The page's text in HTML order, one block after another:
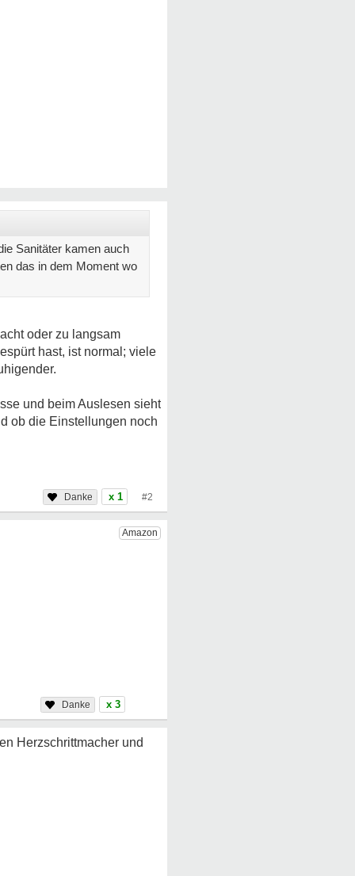
Sanitäter kamen auch
das in dem Moment wo
oder zu langsam
hast, ist normal; viele
und beim Auslesen sieht
ob die Einstellungen noch
x 1 #2
x 3
Herzschrittmacher und